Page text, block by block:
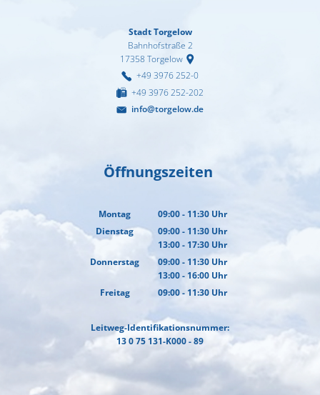
Stadt Torgelow
Bahnhofstraße 2
17358 Torgelow
+49 3976 252-0
+49 3976 252-202
info@torgelow.de
Öffnungszeiten
Montag 09:00- 11:30Uhr
Von 09:00 bis 11:30 Uhr
Dienstag 09:00- 11:30Uhr
Von 09:00 bis 11:30 Uhr
13:00- 17:30Uhr
Von 13:00 bis 17:30 Uhr
Donnerstag 09:00- 11:30Uhr
Von 09:00 bis 11:30 Uhr
13:00- 16:00Uhr
Von 13:00 bis 16:00 Uhr
Freitag 09:00- 11:30Uhr
Leitweg-Identifikationsnummer:
13 0 75 131-K000 - 89